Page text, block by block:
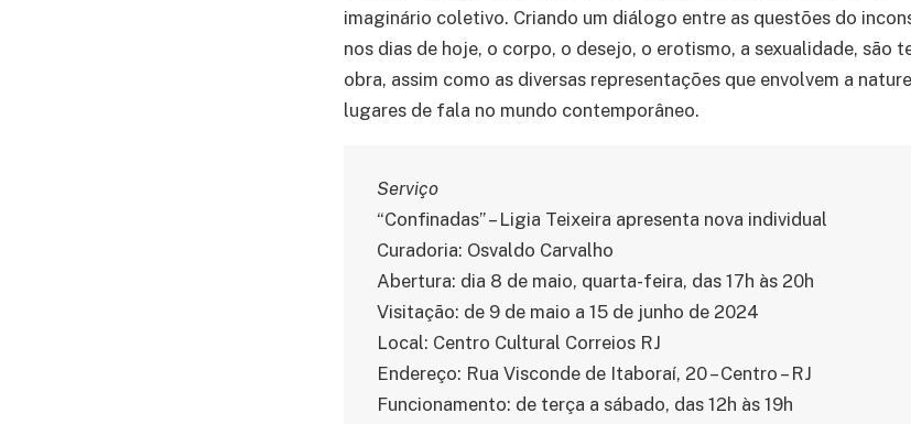
imaginário coletivo. Criando um diálogo entre as questões do
nos dias de hoje, o corpo, o desejo, o erotismo, a sexualidade, são
obra, assim como as diversas representações que envolvem a
lugares de fala no mundo contemporâneo.
Serviço
“Confinadas” – Ligia Teixeira apresenta nova individual
Curadoria: Osvaldo Carvalho
Abertura: dia 8 de maio, quarta-feira, das 17h às 20h
Visitação: de 9 de maio a 15 de junho de 2024
Local: Centro Cultural Correios RJ
Endereço: Rua Visconde de Itaboraí, 20 – Centro – RJ
Funcionamento: de terça a sábado, das 12h às 19h